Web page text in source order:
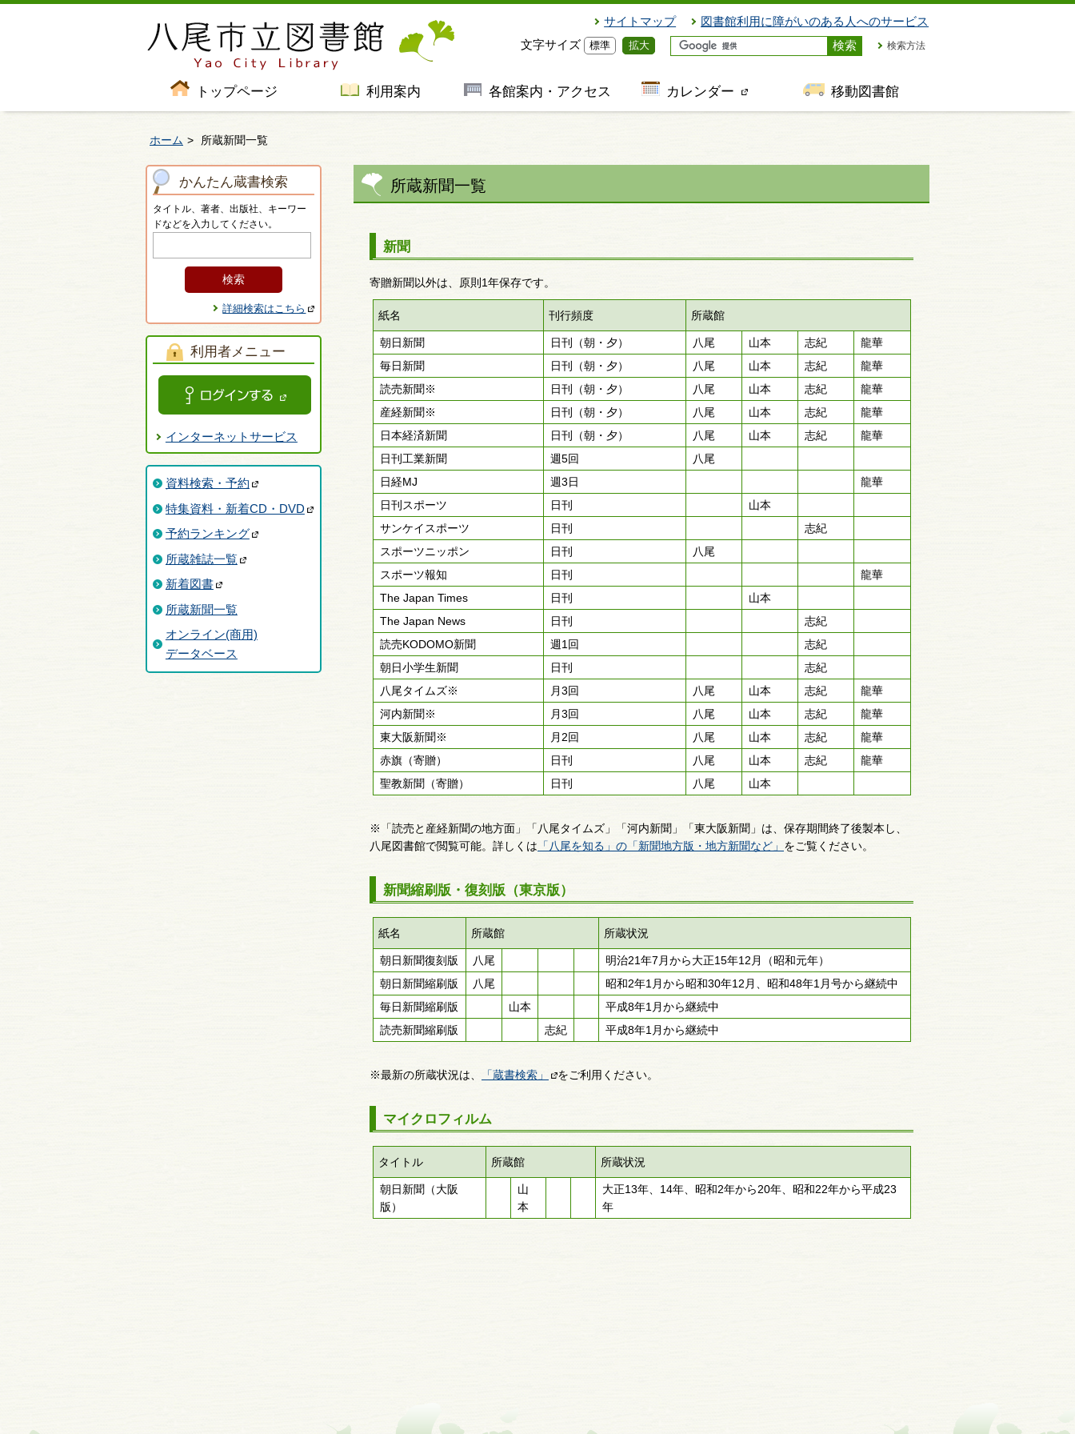
サイトマップ 図書館利用に障がいのある人へのサービス
文字サイズ 標準 拡大 検索方法
トップページ 利用案内 各館案内・アクセス カレンダー 移動図書館
ホーム 所蔵新聞一覧
かんたん蔵書検索
タイトル、著者、出版社、キーワー
ドなどを入力してください。
詳細検索はこちら
利用者メニュー
インターネットサービス
資料検索・予約
特集資料・新着CD・DVD
予約ランキング
所蔵雑誌一覧
新着図書
所蔵新聞一覧
オンライン(商用)
データベース
所蔵新聞一覧
新聞
寄贈新聞以外は、原則1年保存です。
紙名 刊行頻度 所蔵館
朝日新聞 日刊（朝・夕） 八尾 山本 志紀
龍華
毎日新聞
日刊（朝・夕） 八尾 山本 志紀
龍華
読売新聞※
日刊（朝・夕） 八尾 山本 志紀
龍華
産経新聞※
日刊（朝・夕） 八尾 山本 志紀
龍華
日本経済新聞
日刊（朝・夕） 八尾 山本 志紀
龍華
日刊工業新聞
週5回
八尾
日経MJ
週3日
龍華
日刊スポーツ
日刊
山本
サンケイスポーツ
日刊
志紀
スポーツニッポン
日刊
八尾
スポーツ報知
日刊
龍華
The Japan Times
日刊
山本
The Japan News
日刊
志紀
読売KODOMO新聞
週1回
志紀
朝日小学生新聞
日刊
志紀
八尾タイムズ※
月3回 八尾 山本 志紀
龍華
河内新聞※
月3回 八尾 山本 志紀
龍華
東大阪新聞※
月2回 八尾 山本 志紀
龍華
赤旗（寄贈）
日刊 八尾 山本 志紀
龍華
聖教新聞（寄贈）
日刊 八尾 山本
※「読売と産経新聞の地方面」「八尾タイムズ」「河内新聞」「東大阪新聞」は、保存期間終了後製本し、
八尾図書館で閲覧可能。詳しくは 「八尾を知る」の「新聞地方版・地方新聞など」 をご覧ください。
新聞縮刷版・復刻版（東京版）
紙名 所蔵館 所蔵状況
朝日新聞復刻版 八尾
明治21年7月から大正15年12月（昭和元年）
朝日新聞縮刷版
八尾
昭和2年1月から昭和30年12月、昭和48年1月号から継続中
毎日新聞縮刷版
山本
平成8年1月から継続中
読売新聞縮刷版
志紀 平成8年1月から継続中
※最新の所蔵状況は、 「蔵書検索」 をご利用ください。
マイクロフィルム
タイトル 所蔵館 所蔵状況
朝日新聞（大阪
版）
山
本
大正13年、14年、昭和2年から20年、昭和22年から平成23
年